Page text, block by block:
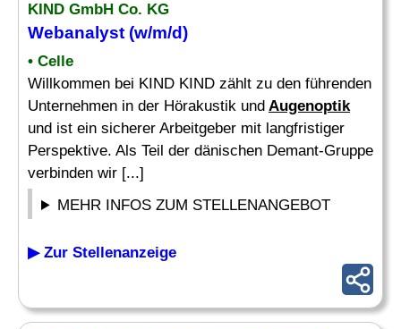
KIND GmbH Co. KG
Webanalyst (w/m/d)
• Celle
Willkommen bei KIND KIND zählt zu den führenden
Unternehmen in der Hörakustik und Augenoptik
und ist ein sicherer Arbeitgeber mit langfristiger
Perspektive. Als Teil der dänischen Demant-Gruppe
verbinden wir [...]
MEHR INFOS ZUM STELLENANGEBOT
▶ Zur Stellenanzeige